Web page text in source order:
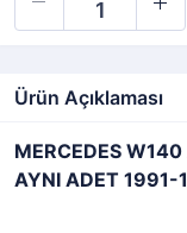
Ürün Açıklaması
MERCEDES
AYNI ADET 1991-